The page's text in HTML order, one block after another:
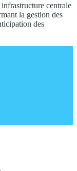
centrale
la gestion des
des